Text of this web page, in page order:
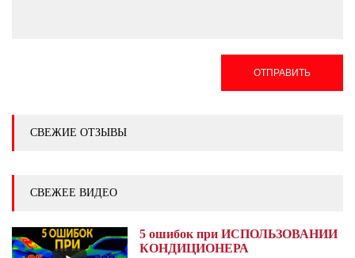
ОТПРАВИТЬ
СВЕЖИЕ ОТЗЫВЫ
СВЕЖЕЕ ВИДЕО
5 ошибок при ИСПОЛЬЗОВАНИИ
КОНДИЦИОНЕРА